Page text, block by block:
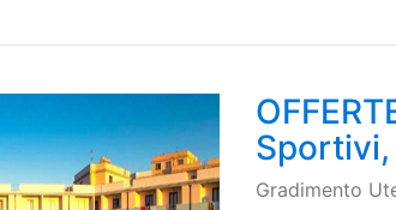
Sportivi,
Gradimento